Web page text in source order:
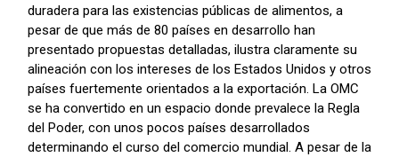
duradera para las existencias públicas de alimentos, a
pesar de que más de 80 países en desarrollo han
presentado propuestas detalladas, ilustra claramente su
alineación con los intereses de los Estados Unidos y otros
países fuertemente orientados a la exportación. La OMC
se ha convertido en un espacio donde prevalece la Regla
del Poder, con unos pocos países desarrollados
determinando el curso del comercio mundial. A pesar de la